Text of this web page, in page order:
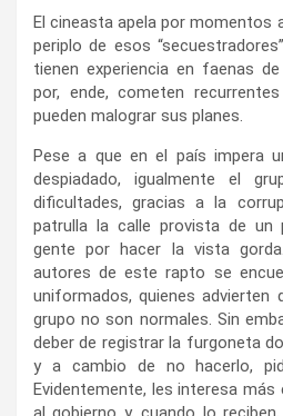
El cineasta apela por momentos
periplo de esos
tienen experiencia en faenas
por, ende, cometen
pueden malograr sus planes.
Pese a que en el país impera
despiadado, igualmente el
dificultades, gracias a la
patrulla la calle provista de
gente por hacer la vista
autores de este rapto se
uniformados, quienes advierten
grupo no son normales. Sin
deber de registrar la furgoneta
y a cambio de no hacerlo,
Evidentemente, les interesa más